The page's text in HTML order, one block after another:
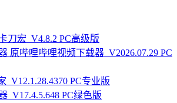
刀宏_V4.8.2 PC高级版
原哔哩哔哩视频下载器_V2026.07.29 PC
_V12.1.28.4370 PC专业版
_V17.4.5.648 PC绿色版